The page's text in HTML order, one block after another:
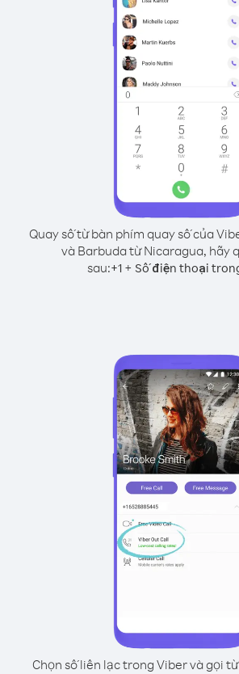
Quay số từ bàn phím quay số của
và Barbuda từ Nicaragua, hãy
sau:+1 + Số điện thoại
Chọn số liên lạc trong Viber và gọi